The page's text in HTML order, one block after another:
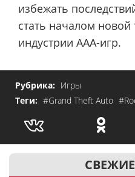
избежать
стать началом новой
индустрии AAA-игр.
Рубрика: Игры
Теги: #Grand Theft Auto